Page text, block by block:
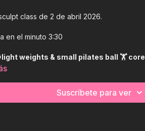
class de 2 de abril 2026.
en el minuto 3:30
34 mins ⚙️light weights & small pilates ball 🏋 core
Suscríbete para ver